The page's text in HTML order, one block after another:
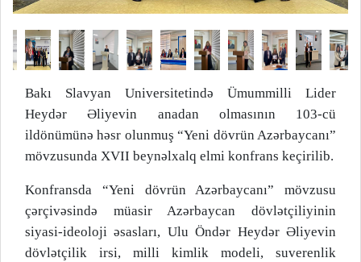
Bakı Slavyan Universitetində Ümummilli Lider
Heydər Əliyevin anadan olmasının 103-cü
ildönümünə həsr olunmuş “Yeni dövrün Azərbaycanı”
mövzusunda XVII beynəlxalq elmi konfrans keçirilib.
Konfransda “Yeni dövrün Azərbaycanı” mövzusu
çərçivəsində müasir Azərbaycan dövlətçiliyinin
siyasi-ideoloji əsasları, Ulu Öndər Heydər Əliyevin
dövlətçilik irsi, milli kimlik modeli, suverenlik